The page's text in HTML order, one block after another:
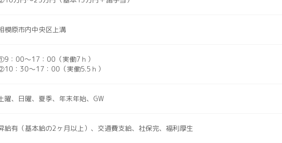
模原市内中央区上溝
：00～17：00（実働7ｈ）
：30～17：00（実働5.5ｈ）
曜、日曜、夏季、年末年始、GW
給有（基本給の2ヶ月以上）、交通費支給、社保完、福利厚生